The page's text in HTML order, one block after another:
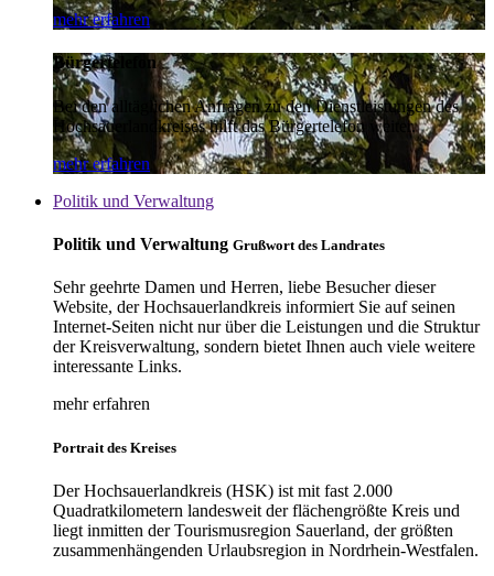
mehr erfahren
Bürgertelefon
Bei den alltäglichen Anfragen zu den Dienstleistungen des
Hochsauerlandkreises hilft das Bürgertelefon weiter.
mehr erfahren
Politik und Verwaltung
Politik und Verwaltung Grußwort des Landrates
Sehr geehrte Damen und Herren, liebe Besucher dieser
Website, der Hochsauerlandkreis informiert Sie auf seinen
Internet-Seiten nicht nur über die Leistungen und die Struktur
der Kreisverwaltung, sondern bietet Ihnen auch viele weitere
interessante Links.
mehr erfahren
Portrait des Kreises
Der Hochsauerlandkreis (HSK) ist mit fast 2.000
Quadratkilometern landesweit der flächengrößte Kreis und
liegt inmitten der Tourismusregion Sauerland, der größten
zusammenhängenden Urlaubsregion in Nordrhein-Westfalen.